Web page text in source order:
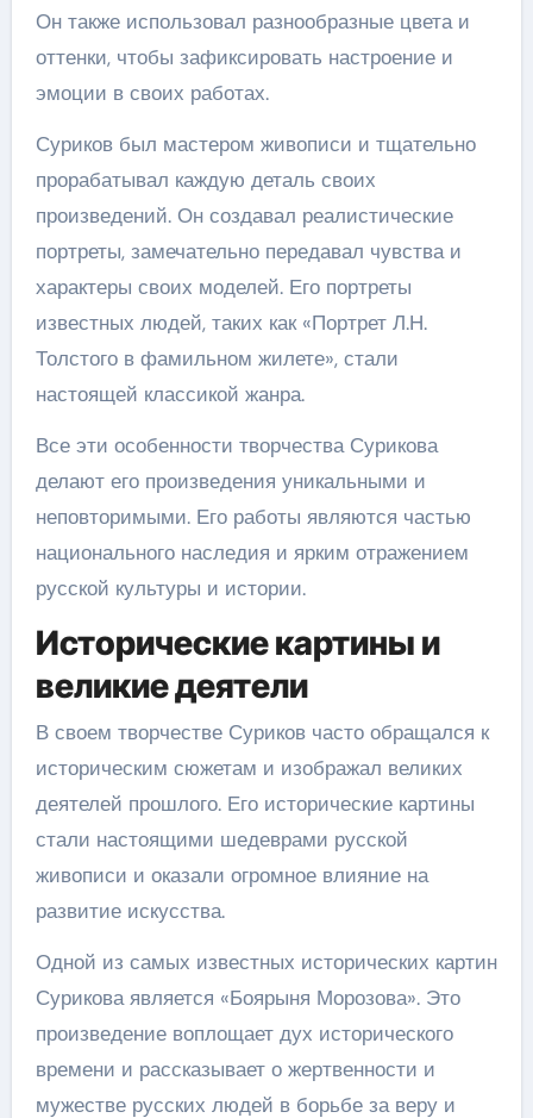
Он также использовал разнообразные цвета и
оттенки, чтобы зафиксировать настроение и
эмоции в своих работах.
Суриков был мастером живописи и тщательно
прорабатывал каждую деталь своих
произведений. Он создавал реалистические
портреты, замечательно передавал чувства и
характеры своих моделей. Его портреты
известных людей, таких как «Портрет Л.Н.
Толстого в фамильном жилете», стали
настоящей классикой жанра.
Все эти особенности творчества Сурикова
делают его произведения уникальными и
неповторимыми. Его работы являются частью
национального наследия и ярким отражением
русской культуры и истории.
Исторические картины и
великие деятели
В своем творчестве Суриков часто обращался к
историческим сюжетам и изображал великих
деятелей прошлого. Его исторические картины
стали настоящими шедеврами русской
живописи и оказали огромное влияние на
развитие искусства.
Одной из самых известных исторических картин
Сурикова является «Боярыня Морозова». Это
произведение воплощает дух исторического
времени и рассказывает о жертвенности и
мужестве русских людей в борьбе за веру и